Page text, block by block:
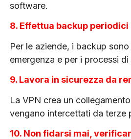
software.
8. Effettua backup periodici
Per le aziende, i backup
emergenza e per i processi
9. Lavora in sicurezza da
La VPN crea un
vengano intercettati da terze
10. Non fidarsi mai,